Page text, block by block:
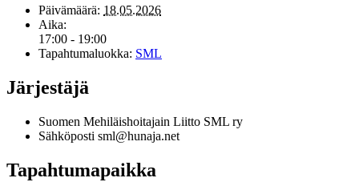
Päivämäärä: 18.05.2026
Aika:
17:00 - 19:00
Tapahtumaluokka: SML
Järjestäjä
Suomen Mehiläishoitajain Liitto SML ry
Sähköposti sml@hunaja.net
Tapahtumapaikka